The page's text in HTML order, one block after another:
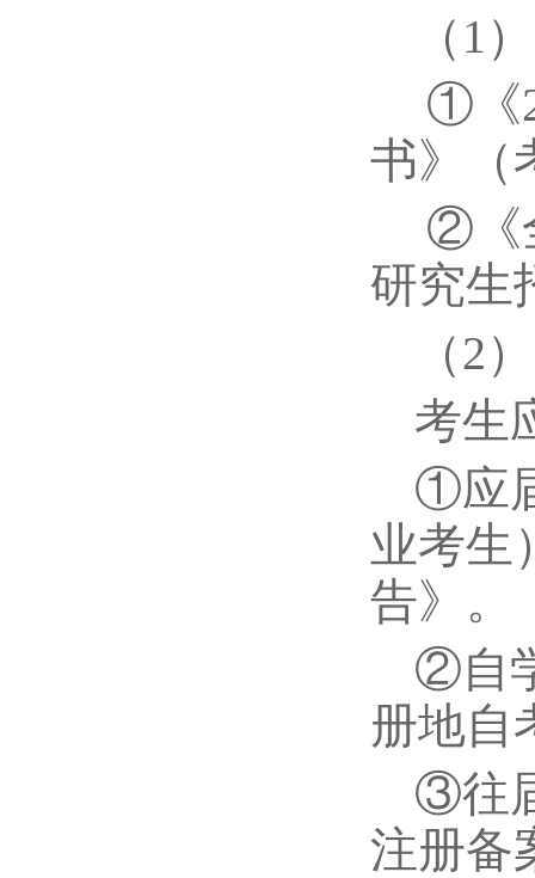
（1
①《
书》（
②《
研究生
（2
考生
①应
业考生
告》。
②自
册地自
③往
注册备